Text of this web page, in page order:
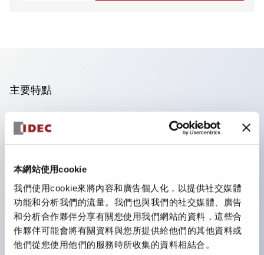
本網站使用cookie
我們使用cookie來將內容和廣告個人化，以提供社交媒體
功能和分析我們的流量。我們也與我們的社交媒體、廣告
和分析合作夥伴分享有關您使用我們網站的資料，這些合
作夥伴可能會將有關資料與您所提供給他們的其他資料或
他們從您使用他們的服務時所收集的資料相結合。
主要特點
操作面板的凹凸減少，呈現銳利感。
支援分離型／單板式
優秀的防水性能。保護結構IP65
按鈕開關、選擇開關、帶鎖選擇開關最多3c接點。
邊框顏色有黑色與金屬色兩種。
LED照明帶來明亮且清晰的照明面